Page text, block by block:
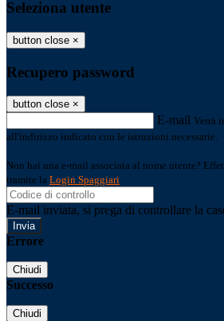
Seleziona utente
button close ×
Recupero password
button close ×
E-mail Verrà
all'indirizzo indicato con le istruzioni necessarie.
Non hai una e-mail associata al nome utente?
tramite la Login Spaggiari
E-mail inviata, si prega di controllare la
Errore
Chiudi
Successo
Chiudi